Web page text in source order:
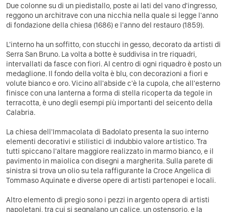
Due colonne su di un piedistallo, poste ai lati del vano d'ingresso,
reggono un architrave con una nicchia nella quale si legge l'anno
di fondazione della chiesa (1686) e l'anno del restauro (1859).
L'interno ha un soffitto, con stucchi in gesso, decorato da artisti di
Serra San Bruno. La volta a botte è suddivisa in tre riquadri,
intervallati da fasce con fiori. Al centro di ogni riquadro è posto un
medaglione. Il fondo della volta è blu, con decorazioni a fiori e
volute bianco e oro. Vicino all'abside c'è la cupola, che all'esterno
finisce con una lanterna a forma di stella ricoperta da tegole in
terracotta, è uno degli esempi più importanti del seicento della
Calabria.
La chiesa dell'Immacolata di Badolato presenta la suo interno
elementi decorativi e stilistici di indubbio valore artistico. Tra
tutti spiccano l'altare maggiore realizzato in marmo bianco, e il
pavimento in maiolica con disegni a margherita. Sulla parete di
sinistra si trova un olio su tela raffigurante la Croce Angelica di
Tommaso Aquinate e diverse opere di artisti partenopei e locali.
Altro elemento di pregio sono i pezzi in argento opera di artisti
napoletani, tra cui si segnalano un calice, un ostensorio, e la